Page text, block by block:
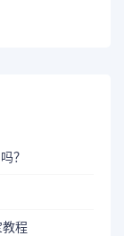
？
程